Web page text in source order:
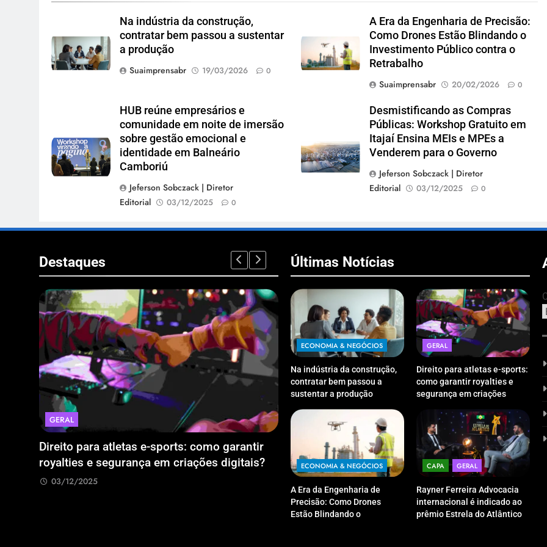
Na indústria da construção,
contratar bem passou a sustentar
a produção
Suaimprensabr
19/03/2026 0
A Era da Engenharia de Precisão:
Como Drones Estão Blindando o
Investimento Público contra o
Retrabalho
Suaimprensabr
20/02/2026 0
HUB reúne empresários e
comunidade em noite de imersão
sobre gestão emocional e
identidade em Balneário
Camboriú
Jeferson Sobczack | Diretor
Editorial
03/12/2025 0
Desmistificando as Compras
Públicas: Workshop Gratuito em
Itajaí Ensina MEIs e MPEs a
Venderem para o Governo
Jeferson Sobczack | Diretor
Editorial
03/12/2025 0
Destaques
GERAL
Direito para atletas e-sports: como garantir
royalties e segurança em criações digitais?
03/12/2025
ECONOMIA & NEGÓCIOS
A Era da Engenharia de Precisão: Como
Drones Estão Blindando o Investimento
Público contra o Retrabalho
03/12/2025
CAPA
Últimas Notícias
ECONOMIA & NEGÓCIOS
Na indústria da construção,
contratar bem passou a
sustentar a produção
GERAL
Direito para atletas e-sports:
como garantir royalties e
segurança em criações
ECONOMIA & NEGÓCIOS
A Era da Engenharia de
Precisão: Como Drones
Estão Blindando o
CAPA GERAL
Rayner Ferreira Advocacia
internacional é indicado ao
prêmio Estrela do Atlântico